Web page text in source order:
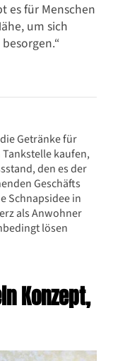
es für Menschen
um sich
Getränke für
kaufen,
den es der
Geschäfts
Schnapsidee in
als Anwohner
lösen
Konzept,